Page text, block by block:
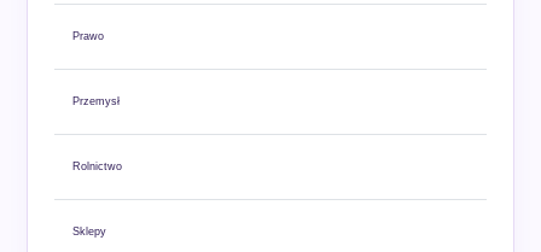
Prawo
Przemysł
Rolnictwo
Sklepy